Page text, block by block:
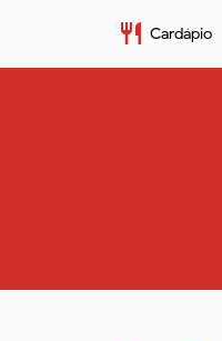
restaurant Cardápio